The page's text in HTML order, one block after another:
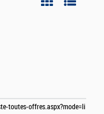
toutes-offres.aspx?mode=li